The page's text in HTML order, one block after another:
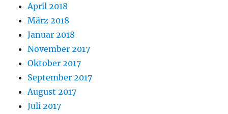
April 2018
März 2018
Januar 2018
November 2017
Oktober 2017
September 2017
August 2017
Juli 2017